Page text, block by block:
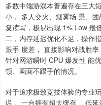
多数中端游戏本普遍存在三大
小， 多人交火、烟雾场 景、
复读写，极易出现 1% Low 最
二，内存延迟优化不足，操作
跟手 度差， 直接影响对战胜
针对网游瞬时 CPU 爆发性 能
顿、画面不跟手的情况。
对于追求极致竞技体验的专业
说， 一台拥有超大缓存、 低